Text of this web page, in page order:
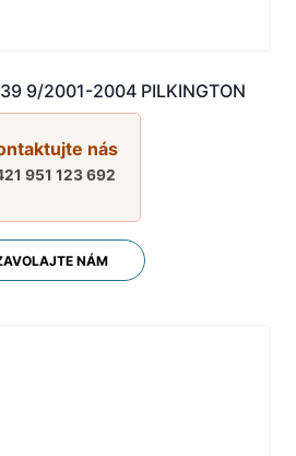
9/2001-2004 PILKINGTON
nás
951 123 692
NÁM